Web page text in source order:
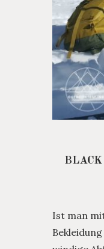
Ist man